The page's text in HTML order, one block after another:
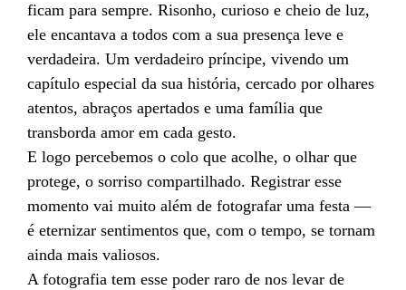
ficam para sempre. Risonho, curioso e cheio de luz,
ele encantava a todos com a sua presença leve e
verdadeira. Um verdadeiro príncipe, vivendo um
capítulo especial da sua história, cercado por olhares
atentos, abraços apertados e uma família que
transborda amor em cada gesto.
E logo percebemos o colo que acolhe, o olhar que
protege, o sorriso compartilhado. Registrar esse
momento vai muito além de fotografar uma festa —
é eternizar sentimentos que, com o tempo, se tornam
ainda mais valiosos.
A fotografia tem esse poder raro de nos levar de